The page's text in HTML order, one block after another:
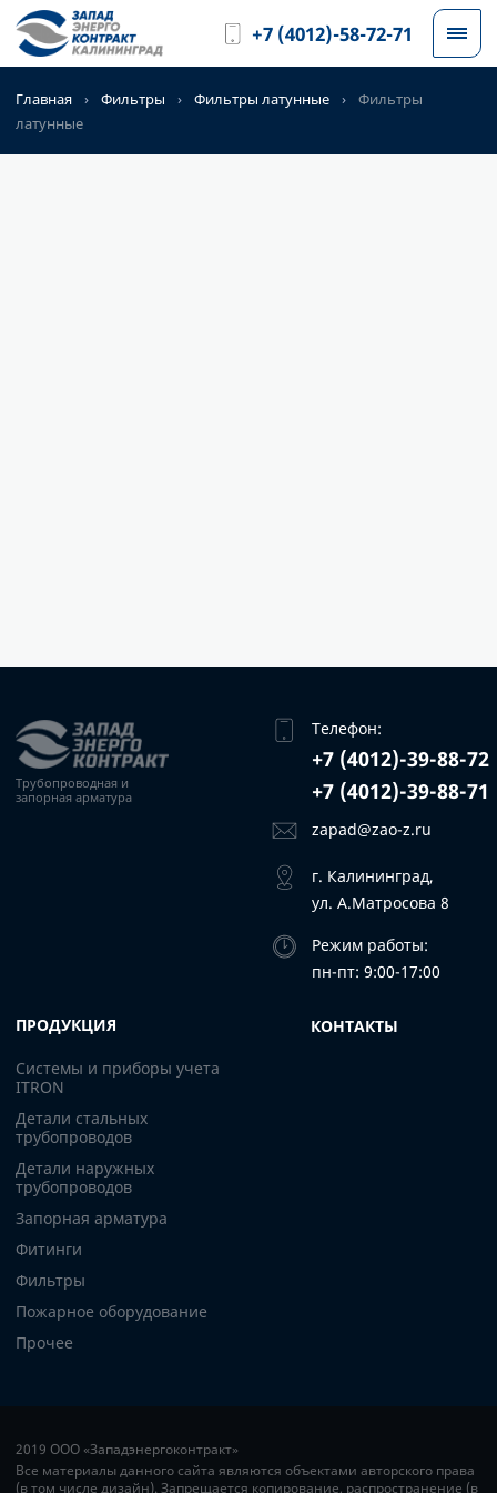
+7 (4012)-58-72-71
Главная › Фильтры › Фильтры латунные ›
Фильтры
латунные
Трубопроводная и
запорная арматура
ПРОДУКЦИЯ
Системы и приборы учета
ITRON
Детали стальных
трубопроводов
Детали наружных
трубопроводов
Запорная арматура
Фитинги
Фильтры
Пожарное оборудование
Прочее
КОНТАКТЫ
Телефон:
+7 (4012)-39-88-72
+7 (4012)-39-88-71
zapad@zao-z.ru
г. Калининград,
ул. А.Матросова 8
Режим работы:
пн-пт: 9:00-17:00
2019 ООО «Западэнергоконтракт»
Все материалы данного сайта являются объектами авторского права
(в том числе дизайн). Запрещается копирование, распространение (в